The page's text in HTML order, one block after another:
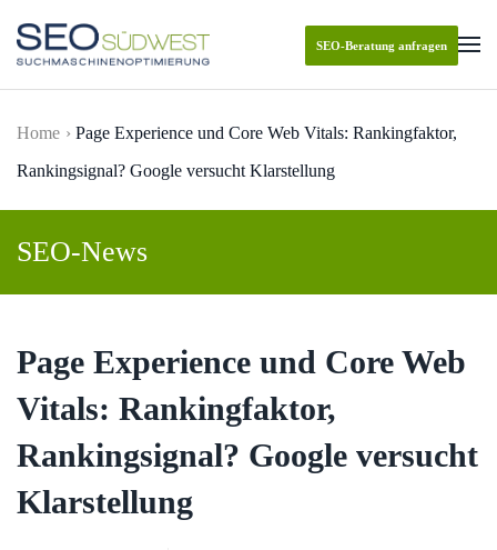
Skip to main content
SEO-Beratung anfragen
Home
Page Experience und Core Web Vitals: Rankingfaktor,
Rankingsignal? Google versucht Klarstellung
SEO-News
Page Experience und Core Web
Vitals: Rankingfaktor,
Rankingsignal? Google versucht
Klarstellung